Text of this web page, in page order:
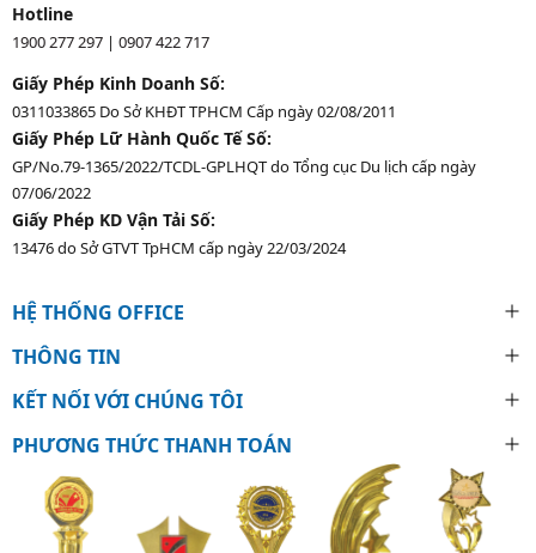
Hotline
1900 277 297 | 0907 422 717
Giấy Phép Kinh Doanh Số:
0311033865 Do Sở KHĐT TPHCM Cấp ngày 02/08/2011
Giấy Phép Lữ Hành Quốc Tế Số:
GP/No.79-1365/2022/TCDL-GPLHQT do Tổng cục Du lịch cấp ngày
07/06/2022
Giấy Phép KD Vận Tải Số:
13476 do Sở GTVT TpHCM cấp ngày 22/03/2024
HỆ THỐNG OFFICE
THÔNG TIN
KẾT NỐI VỚI CHÚNG TÔI
PHƯƠNG THỨC THANH TOÁN